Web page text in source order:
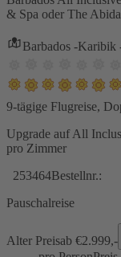
& Spa oder The
Barbados -Karibik
9-tägige Flugreise,
Upgrade auf All
pro Zimmer
253464Bestellnr.:
Pauschalreise
Alter Preisab €2.999,-